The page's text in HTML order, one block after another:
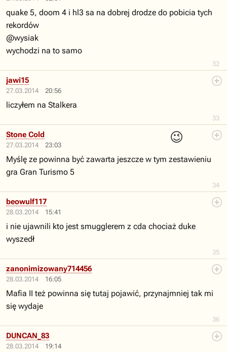
32
quake 5, doom 4 i hl3 sa na dobrej drodze do pobicia tych
rekordów
@wysiak
wychodzi na to samo
27.03.2014 20:56
33
jawi15
liczyłem na Stalkera
27.03.2014 23:03
😉
34
Stone Cold
Myślę ze powinna być zawarta jeszcze w tym zestawieniu
gra Gran Turismo 5
28.03.2014 15:41
35
beowulf117
i nie ujawnili kto jest smugglerem z cda chociaż duke
wyszedł
28.03.2014 16:05
36
zanonimizowany714456
Mafia II też powinna się tutaj pojawić, przynajmniej tak mi
się wydaje
28.03.2014 19:14
DUNCAN_83